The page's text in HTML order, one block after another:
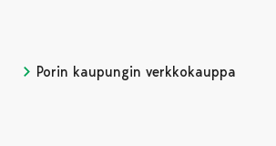
Porin kaupungin verkkokauppa